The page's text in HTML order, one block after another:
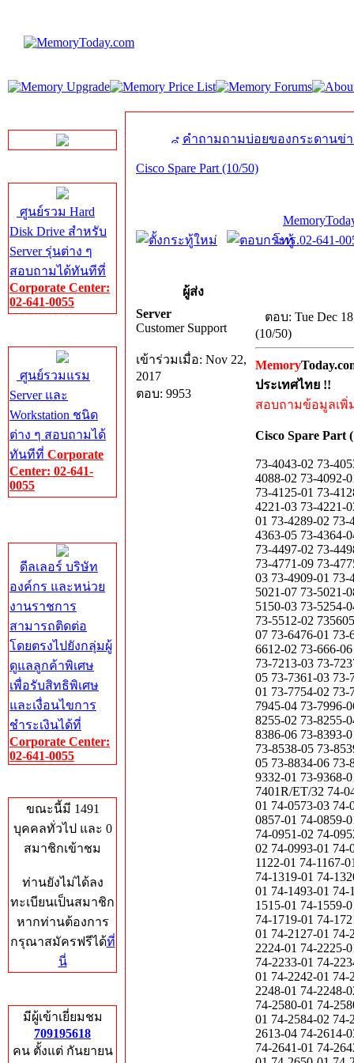
ศูนย์รวม Hard
Disk Drive สำหรับ
Server รุ่นต่าง ๆ
สอบถามได้ทันทีที่
Corporate Center:
02-641-0055
ศูนย์รวมแรม
Server และ
Workstation ชนิด
ต่าง ๆ สอบถามได้
ทันทีที่ Corporate
Center: 02-641-
0055
ดีลเลอร์ บริษัท
องค์กร และหน่วย
งานราชการ
สามารถติดต่อ
โดยตรงไปยังกลุ่มผู้
ดูแลลูกค้าพิเศษ
เพื่อรับสิทธิพิเศษ
และเงื่อนไขการ
ชำระเงินได้ที่
Corporate Center:
02-641-0055
ขณะนี้มี 1491
บุคคลทั่วไป และ 0
สมาชิกเข้าชม
ท่านยังไม่ได้ลง
ทะเบียนเป็นสมาชิก
หากท่านต้องการ
กรุณาสมัครฟรีได้ที่
นี่
มีผู้เข้าเยี่ยมชม
709195618
คน ตั้งแต่ กันยายน
คำถามถามบ่อยของกระดานข่
Cisco Spare Part (10/50)
โทร.02-641-
ผู้ส่ง
Server
Customer Support
เข้าร่วมเมื่อ: Nov 22,
2017
ตอบ: 9953
ตอบ: Tue Dec
(10/50)
Memory
ประเทศไทย !!
สอบถามข้อมูลเพิ่
Cisco Spare Part
73-4043-02 73-4053-04 73405304-001 73-4075-04 73-4075-04 73-4075-05 73-4078-01 73-4078-03 73-4088-02 73-4092-01 73-4092-03 73-4092-03 73-4092-04 73-4093-03 73-4093-03 73-4093-04 73-4123-01 73-4125-01 73-4128-01 73-4174-01 73-4183-05 D0 73-4197-01 73-4201-06 73-4206-01 73-4210-02 73-4221-03 73-4221-03 E0 73-4221-05 73-4221-06 73-4239-01 73-4239-02 73-4241-01 73-4261-01 73-4264-01 73-4289-02 73-4294-13 73-4294-15 73-4316-05 73-4330-02 73-4355-01 73-4355-02 73-4355-02 73-4363-05 73-4364-04 73-4368-02 73-4368-02 73-4368-03 73-4377-03 73-4385-04 73-4457-04 73-4485-03 73-4497-02 73-4498-02 73-4504-05 73-4550-03 73-4574-02 73-4586-02 73-4601-06 73-4666-03 73-4771 73-4771-09 73-4775-04 73-4792-04 73-4793-03 73-4808-04 73-4870-02 73-4870-03 73-4882-02 73-4897-03 73-4909-01 73-4961-01 73-4961-02 73-5003-02 73-5003-04 73-5018-03 73-5018-06 73-5021-05 73-5021-07 73-5021-08 73-5021-09 73-5021-11 735-04 73-5042-03 73-5069-01 73-5144-01 73-5144-02 73-5150-03 73-5254-04 73-5254-07 73-5262-01 73-5308-07 73-5329-01 73-5419-06 73-5512-01 73-5512-01 73-5512-02 735605-001 73-5690-03 73-5861-05 73-5878-03 73-5915-07 73-5933-06 73-610-002 73-6184-07 73-6476-01 73-6590-02 73-6593-01 73-6593-02 73-6610-01 73-6610-02 73-6610-02 73-6612-01 73-6612-02 73-666-06 73-6723-04 73-6723-05 73-6723-06 73-6726-01 73-6728-01 73-6934-02 73-6958-01 73-7213-03 73-7237-05 73-7237-07 73-7237-08 73-7248-03 73-7248-03 73-7288-02 73-7288-04 73-7300-05 73-7361-03 73-7409-08 73-7434-01 73-7489-02 73-7489-03 73-7523-06 73-7542 73-7665-01 73-7729-01 73-7754-02 73-7756-06 73-7826-01 73-7852-05 73-7892-01 73-7892-02 73-7920-02 73-7945-02 73-7945-04 73-7996-06 73-8006-03 73-8006-05 73-8006-08 73-8032-03 73-8127-05AO 73-8127-11AO 73-8255-02 73-8255-04 73-8256-02 73-8273-07 73-8283-02 73-8346 73-8346-